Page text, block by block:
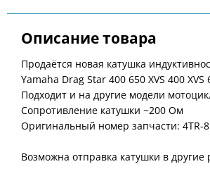
Описание товара
Продаётся новая катушка
Yamaha Drag Star 400 650 XVS 400 XVS
Подходит и на другие модели
Сопротивление катушки ~200 Ом
Оригинальный номер запчасти: 4TR-
Возможна отправка катушки в другие